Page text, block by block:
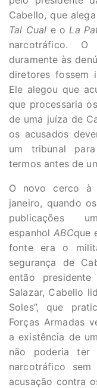
Cabello, que
Tal Cual e oLa
narcotráfico.
duramente às
diretores fossem
Ele alegou que
que processaria
de uma juíza de
os acusados
um tribunal
termos antes de
O novo cerco à
janeiro, quando
publicações
espanholABCque
fonte era o
segurança de
então
Salazar, Cabello
Soles”, que
Forças Armadas
a existência de
não poderia ter
narcotráfico
acusação contra